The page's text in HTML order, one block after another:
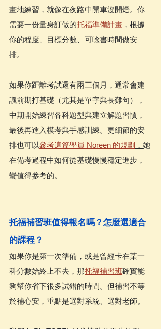
畫地練習，就像在夜路中開車沒開燈。你
需要一份量身訂做的托福準備計畫 ，根據
你的程度、目標分數、可唸書時間做安
排。
如果你距離考試還有兩三個月，通常會建
議前期打基礎（尤其是單字與長難句），
中期開始練習各科題型與建立解題習慣，
最後再進入模考與手感訓練。更細節的安
排也可以參考這篇學員 Noreen 的規劃 ， 她
在備考過程中如何從基礎慢慢穩定進步，
蠻值得參考的。
托福補習班值得報名嗎？怎麼選適合
的課程？
如果你是第一次準備，或是曾經卡在某一
科分數始終上不去，那托福補習班確實能
夠幫你省下很多試錯的時間。但補習不等
於補心安，重點是選對系統、選對老師。